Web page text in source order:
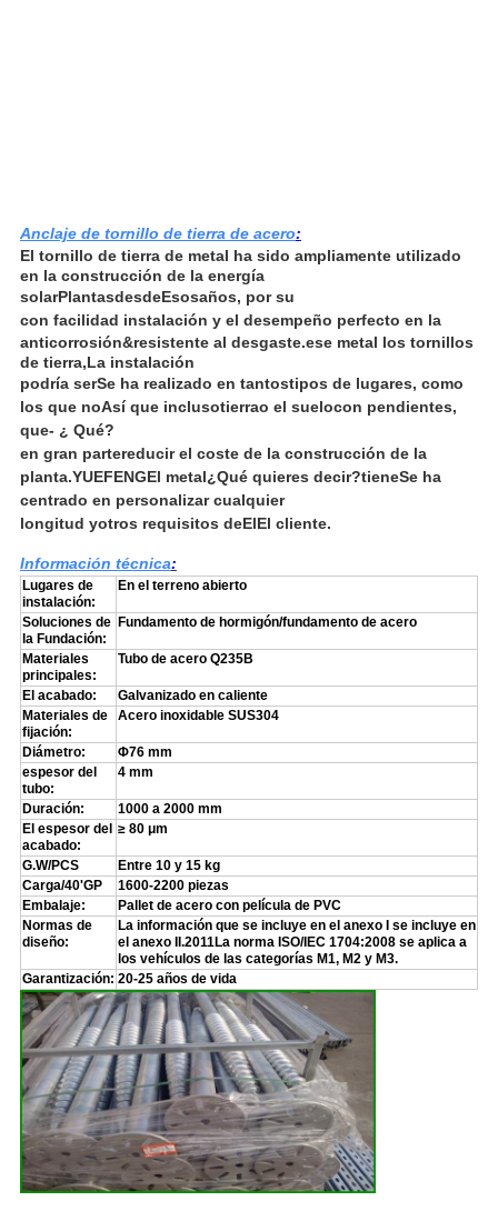
Anclaje de tornillo de tierra de acero:
El tornillo de tierra de metal ha sido ampliamente utilizado
en la construcción de la energía
solarPlantasdesdeEsosaños, por su
con facilidad instalación y el desempeño perfecto en la
anticorrosión&resistente al desgaste.ese metal los tornillos
de tierra,La instalación
podría serSe ha realizado en tantostipos de lugares, como
los que noAsí que inclusotierrao el suelocon pendientes,
que- ¿ Qué?
en gran partereducir el coste de la construcción de la
planta.YUEFENGEl metal¿Qué quieres decir?tieneSe ha
centrado en personalizar cualquier
longitud yotros requisitos deElEl cliente.
Información técnica:
Lugares de
instalación:
En el terreno abierto
Soluciones de
la Fundación:
Fundamento de hormigón/fundamento de acero
Materiales
principales:
Tubo de acero Q235B
El acabado:
Galvanizado en caliente
Materiales de
fijación:
Acero inoxidable SUS304
Diámetro:
Φ76 mm
espesor del
tubo:
4 mm
Duración:
1000 a 2000 mm
El espesor del
acabado:
≥ 80 μm
G.W/PCS
Entre 10 y 15 kg
Carga/40'GP
1600-2200 piezas
Embalaje:
Pallet de acero con película de PVC
Normas de
diseño:
La información que se incluye en el anexo I se incluye en
el anexo II.2011La norma ISO/IEC 1704:2008 se aplica a
los vehículos de las categorías M1, M2 y M3.
Garantización: 20-25 años de vida